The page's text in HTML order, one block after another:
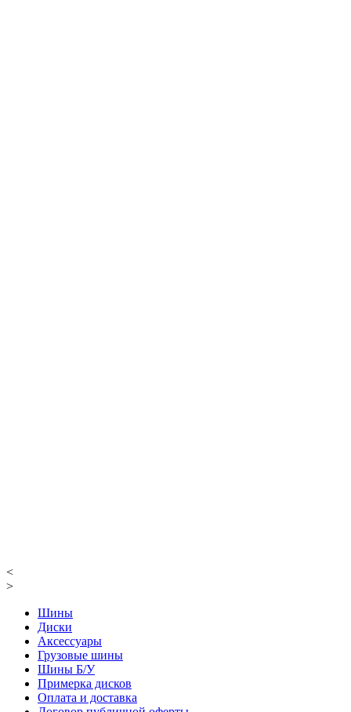
<
>
Шины
Диски
Аксессуары
Грузовые шины
Шины Б/У
Примерка дисков
Оплата и доставка